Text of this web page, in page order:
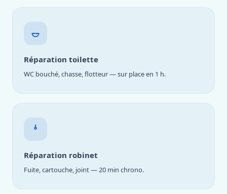
Réparation toilette
WC bouché, chasse, flotteur — sur place en 1 h.
Réparation robinet
Fuite, cartouche, joint — 20 min chrono.